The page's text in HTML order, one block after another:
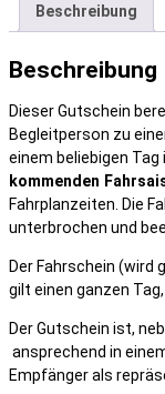
MengeBeschreibung
Beschreibung
Dieser Gutschein
Begleitperson zu
einem beliebigen Tag
kommenden
Fahrplanzeiten. Die
unterbrochen und
Der Fahrschein (wird
gilt einen ganzen
Der Gutschein ist,
ansprechend in
Empfänger als